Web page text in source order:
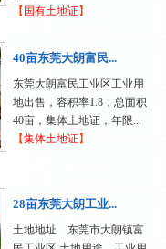
【 国有土地证】
40亩东莞大朗富民...
东莞大朗富民工业区工业用
地出售，容积率1.8，总面积
40亩，集体土地证，年限...
【集体土地证】
28亩东莞大朗工业...
土地地址 东莞市大朗镇富